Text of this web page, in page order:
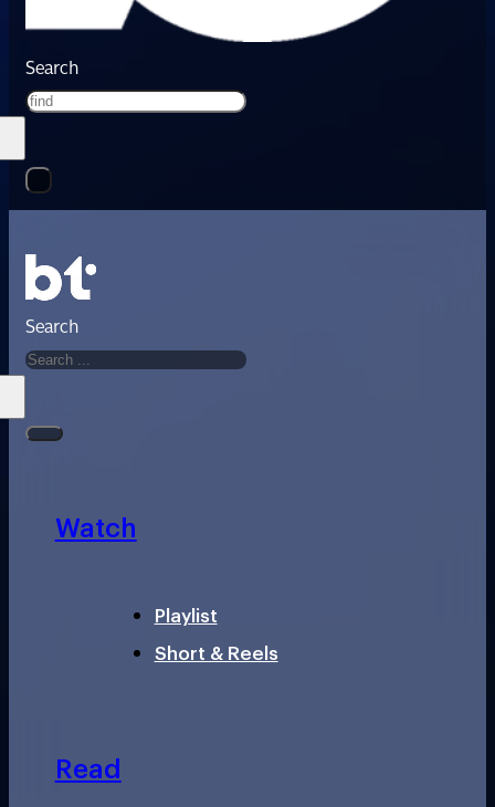
Search
Search
Watch
Playlist
Short & Reels
Read